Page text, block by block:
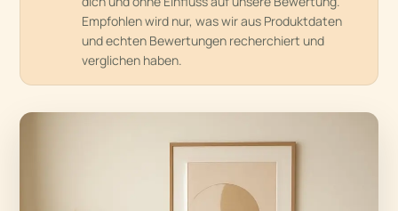
Empfohlen wird nur, was wir aus Produktdaten
und echten Bewertungen recherchiert und
verglichen haben.